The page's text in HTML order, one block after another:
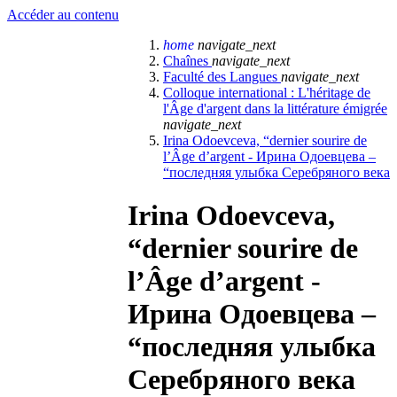
Accéder au contenu
home navigate_next
Chaînes navigate_next
Faculté des Langues navigate_next
Colloque international : L'héritage de
l'Âge d'argent dans la littérature émigrée
navigate_next
Irina Odoevceva, “dernier sourire de
l’Âge d’argent - Ирина Одоевцева –
“последняя улыбка Серебряного века
Irina Odoevceva,
“dernier sourire de
l’Âge d’argent -
Ирина Одоевцева –
“последняя улыбка
Серебряного века